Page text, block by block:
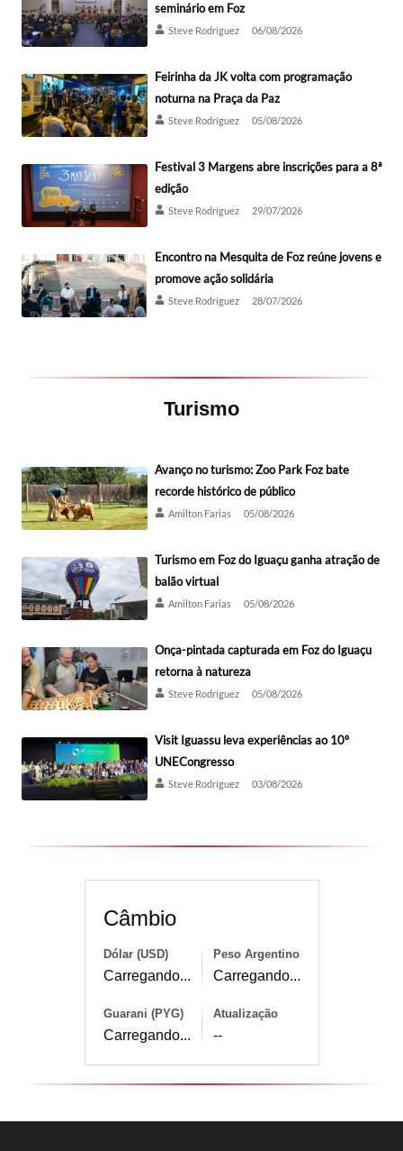
seminário em Foz
Steve Rodríguez 06/08/2026
Feirinha da JK volta com programação
noturna na Praça da Paz
Steve Rodríguez 05/08/2026
Festival 3 Margens abre inscrições para a 8ª
edição
Steve Rodríguez 29/07/2026
Encontro na Mesquita de Foz reúne jovens e
promove ação solidária
Steve Rodríguez 28/07/2026
Turismo
Avanço no turismo: Zoo Park Foz bate
recorde histórico de público
Amilton Farias 05/08/2026
Turismo em Foz do Iguaçu ganha atração de
balão virtual
Amilton Farias 05/08/2026
Onça-pintada capturada em Foz do Iguaçu
retorna à natureza
Steve Rodríguez 05/08/2026
Visit Iguassu leva experiências ao 10º
UNECongresso
Steve Rodríguez 03/08/2026
Câmbio
Dólar (USD)
Carregando...
Peso Argentino
Carregando...
Guarani (PYG)
Carregando...
Atualização
--